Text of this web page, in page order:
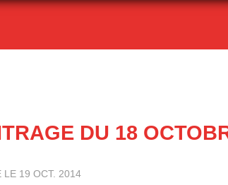
DU 18
LE 19 OCT. 2014